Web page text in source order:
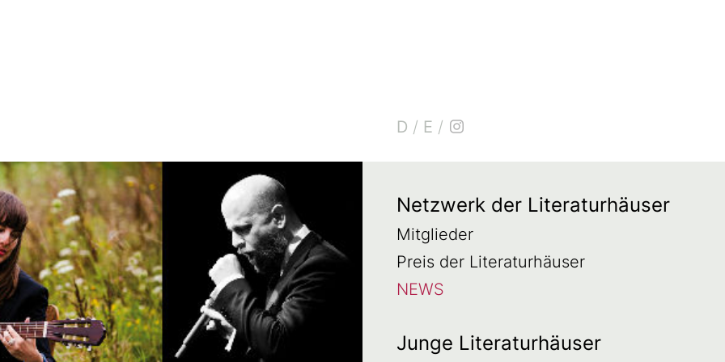
D / E /
Netzwerk der Literaturhäuser
Mitglieder
Preis der Literaturhäuser
NEWS
Junge Literaturhäuser